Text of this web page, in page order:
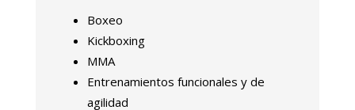
Boxeo
Kickboxing
MMA
Entrenamientos funcionales y de
agilidad